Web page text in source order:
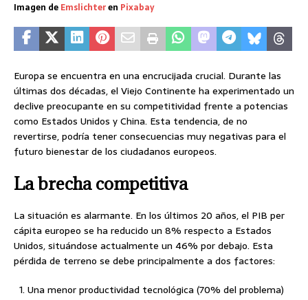
Imagen de Emslichteren Pixabay
Europa se encuentra en una encrucijada crucial. Durante las
últimas dos décadas, el Viejo Continente ha experimentado un
declive preocupante en su competitividad frente a potencias
como Estados Unidos y China. Esta tendencia, de no
revertirse, podría tener consecuencias muy negativas para el
futuro bienestar de los ciudadanos europeos.
La brecha competitiva
La situación es alarmante. En los últimos 20 años, el PIB per
cápita europeo se ha reducido un 8% respecto a Estados
Unidos, situándose actualmente un 46% por debajo. Esta
pérdida de terreno se debe principalmente a dos factores:
Una menor productividad tecnológica (70% del problema)